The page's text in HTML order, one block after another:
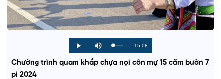
P
l
M
u
e
L
d
e
P
r
g
R
e
-15:08
Chường trình quam khắp chựa nọi côn mự 15 căm bườn 7
pì 2024